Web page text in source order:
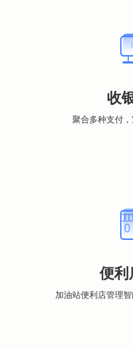
收
聚合多种支付
便利
加油站便利店管理